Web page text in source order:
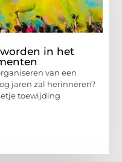
in het
van een
jaren zal herinneren?
toewijding